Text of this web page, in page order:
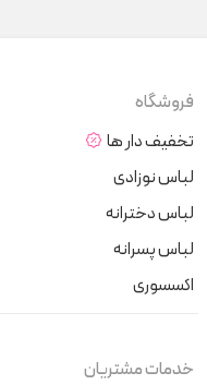
فروشگاه
تخفیف دار ها
لباس نوزادی
لباس دخترانه
لباس پسرانه
اکسسوری
خدمات مشتریان